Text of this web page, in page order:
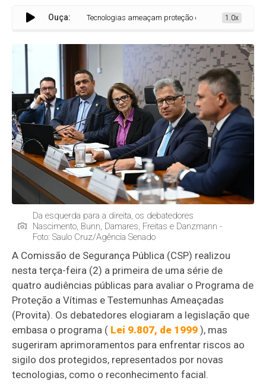
Ouça: Tecnologias ameaçam proteção de vítimas e1.0x
Da esquerda para a direita, os debatedores
Nascimento, Bunn, Damares, Freitas e Danzmann -
Foto: Saulo Cruz/Agência Senado
A Comissão de Segurança Pública (CSP) realizou
nesta terça-feira (2) a primeira de uma série de
quatro audiências públicas para avaliar o Programa de
Proteção a Vítimas e Testemunhas Ameaçadas
(Provita). Os debatedores elogiaram a legislação que
embasa o programa ( Lei 9.807, de 1999 ), mas
sugeriram aprimoramentos para enfrentar riscos ao
sigilo dos protegidos, representados por novas
tecnologias, como o reconhecimento facial.